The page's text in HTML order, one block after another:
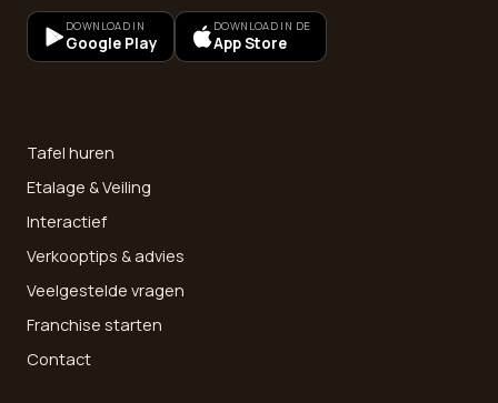
DOWNLOAD IN
Google Play
DOWNLOAD IN DE
App Store
Tafel huren
Etalage & Veiling
Interactief
Verkooptips & advies
Veelgestelde vragen
Franchise starten
Contact